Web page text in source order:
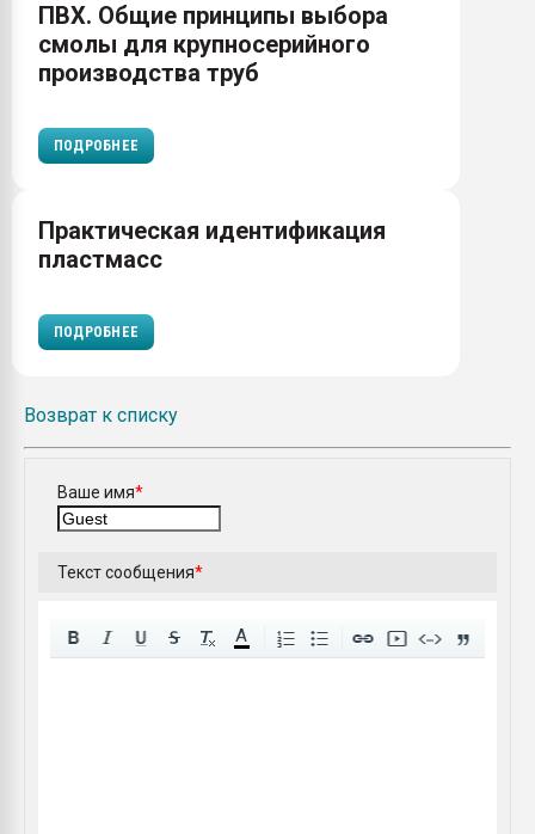
ПВХ. Общие принципы выбора
смолы для крупносерийного
производства труб
ПОДРОБНЕЕ
Практическая идентификация
пластмасс
ПОДРОБНЕЕ
Возврат к списку
Ваше имя*
Текст сообщения*
A